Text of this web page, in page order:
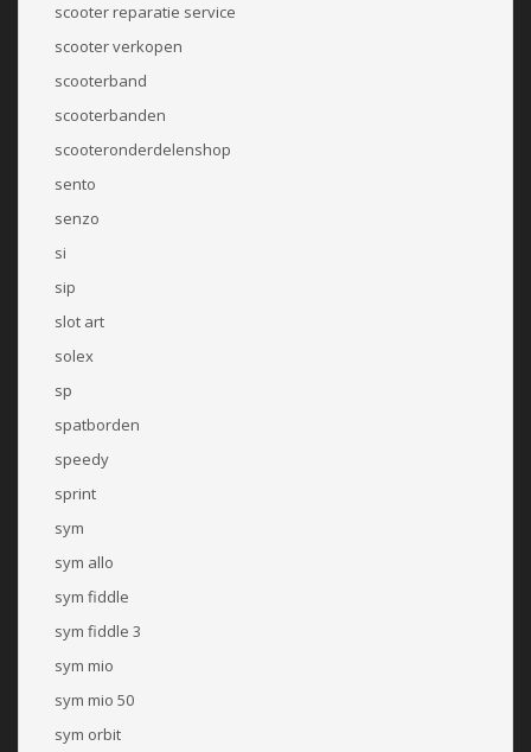
scooter reparatie service
scooter verkopen
scooterband
scooterbanden
scooteronderdelenshop
sento
senzo
si
sip
slot art
solex
sp
spatborden
speedy
sprint
sym
sym allo
sym fiddle
sym fiddle 3
sym mio
sym mio 50
sym orbit